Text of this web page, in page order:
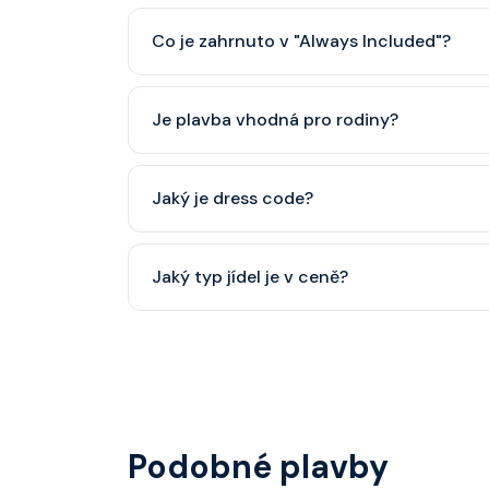
Co je zahrnuto v "Always Included"?
Je plavba vhodná pro rodiny?
dětský klub (od 3 let).
Jaký je dress code?
smoking.
Jaký typ jídel je v ceně?
Podobné plavby